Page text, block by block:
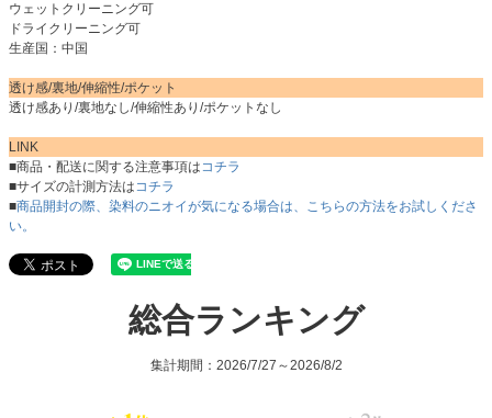
ウェットクリーニング可
ドライクリーニング可
生産国：中国
透け感/裏地/伸縮性/ポケット
透け感あり/裏地なし/伸縮性あり/ポケットなし
LINK
■商品・配送に関する注意事項はコチラ
■サイズの計測方法はコチラ
■商品開封の際、染料のニオイが気になる場合は、こちらの方法をお試しくださ
い。
総合ランキング
集計期間：2026/7/27～2026/8/2